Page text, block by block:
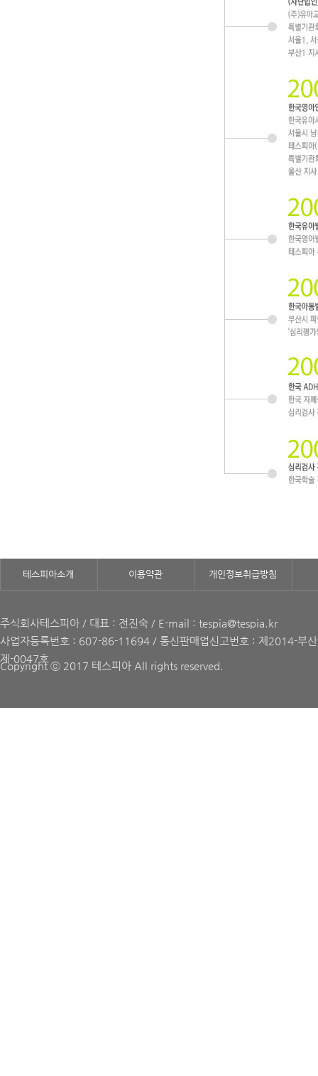
테스피아소개 이용약관 개인정보취급방침
주식회사테스피아 / 대표 : 전진숙 / E-mail : tespia@tespia.kr
사업자등록번호 : 607-86-11694 / 통신판매업신고번호 : 제2014-부
제-0047호
Copyright ⓒ 2017 테스피아 All rights reserved.